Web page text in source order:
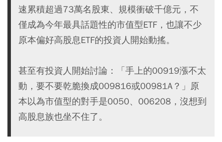
速累積超過73萬名股東、規模衝破千億元，不
僅成為今年最具話題性的市值型ETF，也讓不少
原本偏好高股息ETF的投資人開始動搖。
甚至有投資人開始討論：「手上的00919漲不太
動，要不要乾脆換成009816或00981A？」原
本以為市值型的對手是0050、006208，沒想到
高股息族也坐不住了。